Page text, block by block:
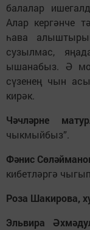
балалар
Алар кергәнче
һава
сузылмас,
ышанабыз. Ә
сүзенең чын
кирәк.
Чәчләрне
чыкмыйбыз”.
Фәнис
кибетләргә
Роза Шакирова,
Эльвира